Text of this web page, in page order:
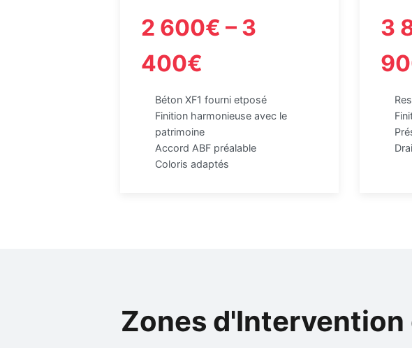
2 600€ – 3
400€
Béton XF1 fourni etposé
Finition harmonieuse avec le
patrimoine
Accord ABF préalable
Coloris adaptés
3
Zones